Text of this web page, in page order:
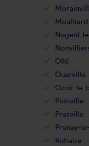
Moulhard
Nogent-
Ollé
Ouarville
Ozoir-le-
Poinville
Prasville
Prunay-
Rohaire